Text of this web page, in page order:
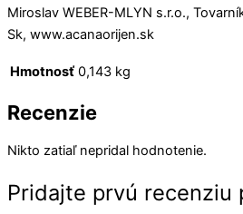
Miroslav WEBER-MLYN s.r.o.,
Sk, www.acanaorijen.sk
Hmotnosť 0,143 kg
Recenzie
Nikto zatiaľ nepridal hodnotenie.
Pridajte prvú recenziu